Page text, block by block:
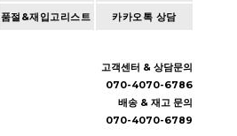
품절&재입고리스트 카카오톡 상담
고객센터 & 상담문의
070-4070-6786
배송 & 재고 문의
070-4070-6789
Cart Wishlist